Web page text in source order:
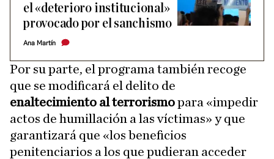
el «deterioro institucional»
provocado por el sanchismo
Ana Martín
Por su parte, el programa también recoge
que se modificará el delito de
enaltecimiento al terrorismopara «impedir
actos de humillación a las víctimas» y que
garantizará que «los beneficios
penitenciarios a los que pudieran acceder